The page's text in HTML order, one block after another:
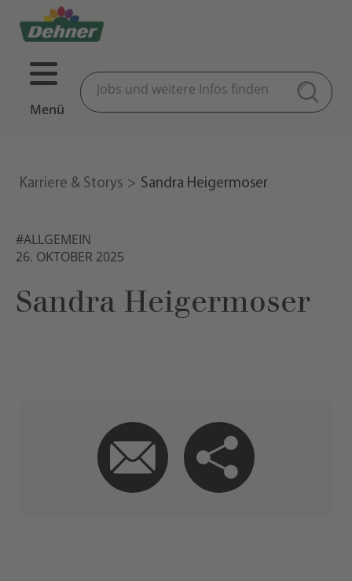
Menü
Karriere & Storys Sandra Heigermoser
#ALLGEMEIN
26. OKTOBER 2025
Sandra Heigermoser